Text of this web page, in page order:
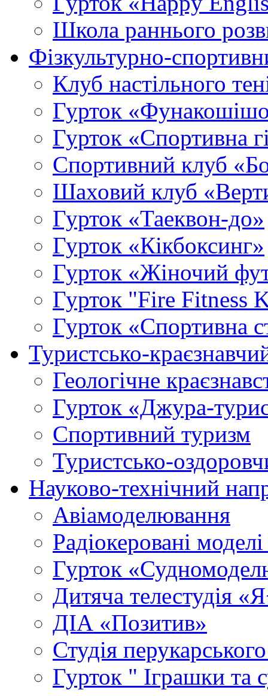
Школа раннього
Фізкультурно-
Клуб настільного
Гурток
Гурток «Спортивна
Спортивний клуб
Шаховий клуб
Гурток «Таеквон-до»
Гурток «Кікбоксинг»
Гурток «Жіночий
Гурток "Fire Fitness
Гурток «Спортивна
Туристсько-
Геологічне
Гурток «Джура-
Спортивний туризм
Туристсько-
Науково-технічний
Авіамоделювання
Радіокеровані моделі
Гурток
Дитяча телестудія
ДІА «Позитив»
Студія
Гурток " Іграшки та